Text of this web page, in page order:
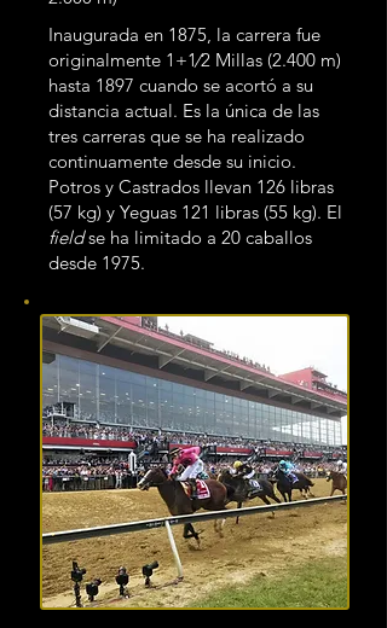
más famosa del mundo, tal que al
caballo ganador se le conoce para
la posteridad como Campeón.
Inaugurada en 1875, la carrera fue
originalmente 1+1⁄2 Millas (2.400 m)
hasta 1897 cuando se acortó a su
distancia actual. Es la única de las
tres carreras que se ha realizado
continuamente desde su inicio.
Potros y Castrados llevan 126 libras
(57 kg) y Yeguas 121 libras (55 kg). El
fieldse ha limitado a 20 caballos
desde 1975.